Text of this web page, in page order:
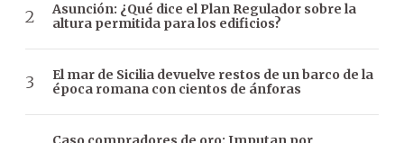
Asunción: ¿Qué dice el Plan Regulador sobre la
altura permitida para los edificios?
El mar de Sicilia devuelve restos de un barco de la
época romana con cientos de ánforas